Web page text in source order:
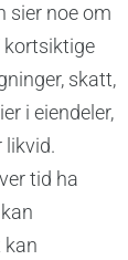
sier noe om
kortsiktige
skatt,
i eiendeler,
likvid.
tid ha
kan